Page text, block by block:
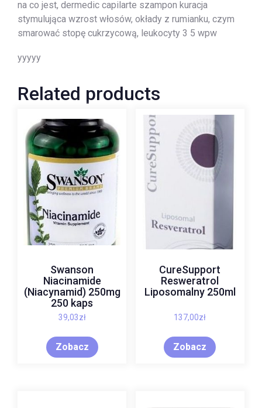
na co jest, dermedic capilarte szampon kuracja
stymulująca wzrost włosów, okłady z rumianku, czym
smarować stopę cukrzycową, leukocyty 3 5 wpw
yyyyy
Related products
Swanson
Niacinamide
(Niacynamid) 250mg
250 kaps
39,03zł
Zobacz
CureSupport
Resweratrol
Liposomalny 250ml
137,00zł
Zobacz